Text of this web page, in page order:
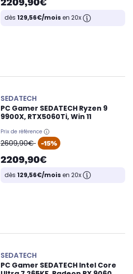
dès 129,56€/moisen 20x
SEDATECH
PC Gamer SEDATECH Ryzen 9
9900X, RTX5060Ti, Win 11
Prix de référence
oldPrice
2609,90€ -15%
2209,90€
dès 129,56€/moisen 20x
SEDATECH
PC Gamer SEDATECH Intel Core